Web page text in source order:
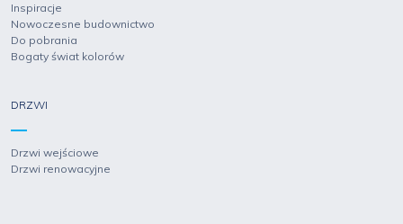
Inspiracje
Nowoczesne budownictwo
Do pobrania
Bogaty świat kolorów
DRZWI
Drzwi wejściowe
Drzwi renowacyjne